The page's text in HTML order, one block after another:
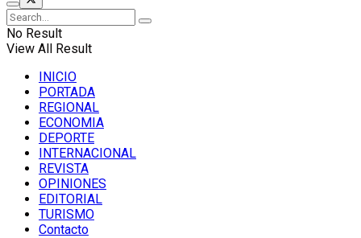
No Result
View All Result
INICIO
PORTADA
REGIONAL
ECONOMIA
DEPORTE
INTERNACIONAL
REVISTA
OPINIONES
EDITORIAL
TURISMO
Contacto